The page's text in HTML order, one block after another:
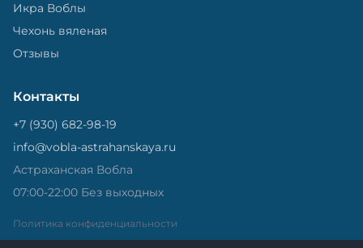
Икра Воблы
Чехонь вяленая
Отзывы
Контакты
+7 (930) 682-98-19
info@vobla-astrahanskaya.ru
Астраханская Вобла
07:00-22:00 Без выходных
Политика конфиденциальности